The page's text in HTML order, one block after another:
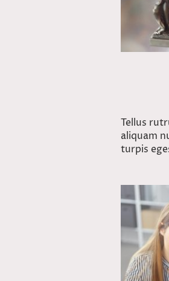
Tellus
aliquam
turpis